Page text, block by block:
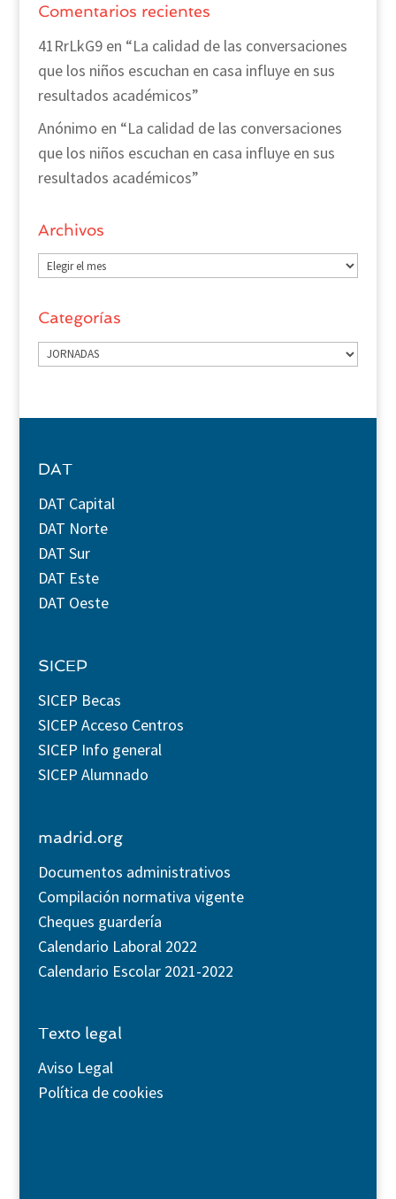
Comentarios recientes
41RrLkG9en “La calidad de las conversaciones
que los niños escuchan en casa influye en sus
resultados académicos”
Anónimo en “La calidad de las conversaciones
que los niños escuchan en casa influye en sus
resultados académicos”
Archivos
Archivos
Categorías
Categorías
DAT
DAT Capital
DAT Norte
DAT Sur
DAT Este
DAT Oeste
SICEP
SICEP Becas
SICEP Acceso Centros
SICEP Info general
SICEP Alumnado
madrid.org
Documentos administrativos
Compilación normativa vigente
Cheques guardería
Calendario Laboral 2022
Calendario Escolar 2021-2022
Texto legal
Aviso Legal
Política de cookies